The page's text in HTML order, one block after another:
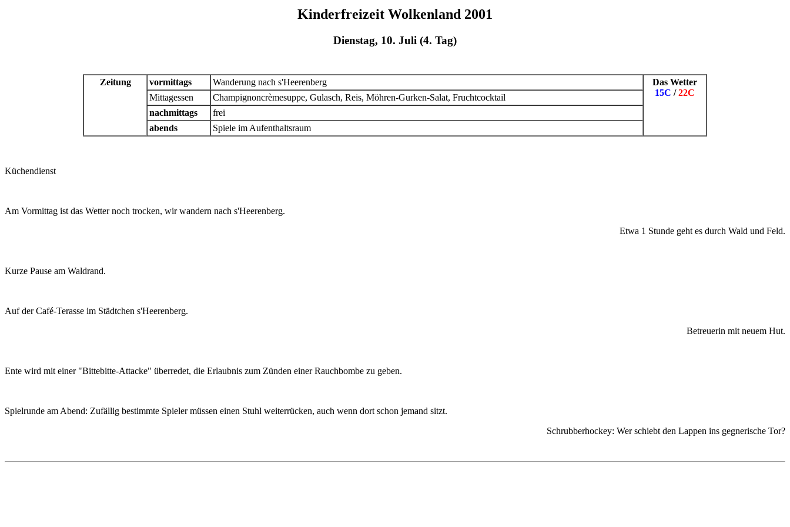
Kinderfreizeit Wolkenland 2001
Dienstag, 10. Juli (4. Tag)
Zeitung vormittags Wanderung nach s'Heerenberg
Das Wetter
15C /22C
Mittagessen
Champignoncrèmesuppe, Gulasch, Reis, Möhren-Gurken-Salat, Fruchtcocktail
nachmittags
frei
abends
Spiele im Aufenthaltsraum
Küchendienst
Am Vormittag ist das Wetter noch trocken, wir wandern nach s'Heerenberg.
Etwa 1 Stunde geht es durch Wald und Feld.
Kurze Pause am Waldrand.
Auf der Café-Terasse im Städtchen s'Heerenberg.
Betreuerin mit neuem Hut.
Ente wird mit einer "Bittebitte-Attacke" überredet, die Erlaubnis zum Zünden einer Rauchbombe zu geben.
Spielrunde am Abend: Zufällig bestimmte Spieler müssen einen Stuhl weiterrücken, auch wenn dort schon jemand sitzt.
Schrubberhockey: Wer schiebt den Lappen ins gegnerische Tor?